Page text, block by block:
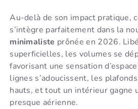
Au-delà de son impact pratique,
s’intègre parfaitement dans la
minimaliste prônée en 2026.
superficielles, les volumes se
favorisant une sensation
lignes s’adoucissent, les
hauts, et tout un intérieur gagne
presque aérienne.